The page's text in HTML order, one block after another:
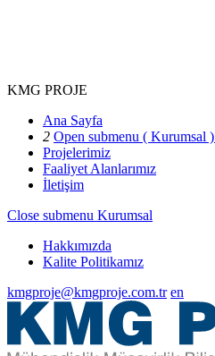
KMG PROJE
Ana Sayfa
2 Open submenu ( Kurumsal )
Projelerimiz
Faaliyet Alanlarımız
İletişim
Close submenu Kurumsal
Hakkımızda
Kalite Politikamız
kmgproje@kmgproje.com.tr en